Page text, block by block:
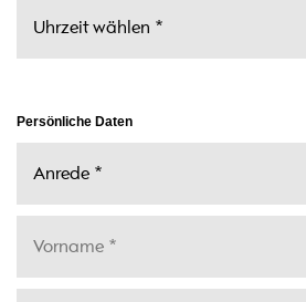
Persönliche Daten